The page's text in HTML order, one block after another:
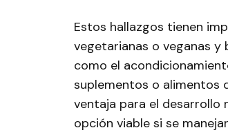
Estos hallazgos tienen
vegetarianas o veganas
como el
suplementos o alimentos
ventaja para el desarrollo
opción viable si se